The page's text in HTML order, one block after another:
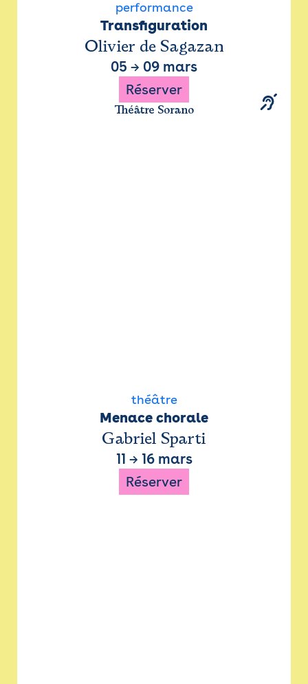
performance
Transfiguration
Olivier de Sagazan
05 → 09 mars
Réserver
Théâtre Sorano
théâtre
Menace chorale
Gabriel Sparti
11 → 16 mars
Réserver